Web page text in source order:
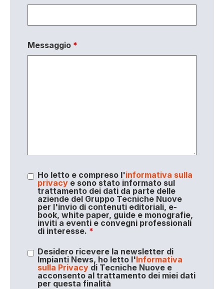
Messaggio *
Ho letto e compreso l'informativa sulla
privacye sono stato informato sul
trattamento dei dati da parte delle
aziende del Gruppo Tecniche Nuove
per l'invio di contenuti editoriali, e-
book, white paper, guide e monografie,
inviti a eventi e convegni professionali
di interesse. *
Desidero ricevere la newsletter di
Impianti News, ho letto l'Informativa
sulla Privacydi Tecniche Nuove e
acconsento al trattamento dei miei dati
per questa finalità